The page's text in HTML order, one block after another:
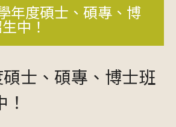
年度碩士、碩專、博
中！
士、碩專、博士班